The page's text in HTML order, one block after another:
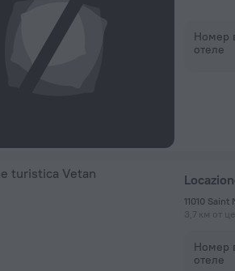
Номер
отеле
11010
3,7 км от
Номер
отеле